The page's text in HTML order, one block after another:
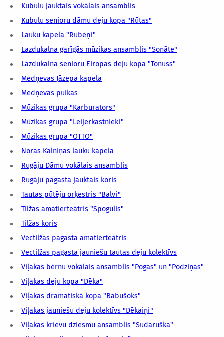
Kubulu jauktais vokālais ansamblis
Kubulu senioru dāmu deju kopa "Rūtas"
Lauku kapela "Rubeņi"
Lazdukalna garīgās mūzikas ansamblis "Sonāte"
Lazdukalna senioru Eiropas deju kopa "Tonuss"
Medņevas Jāzepa kapela
Medņevas puikas
Mūzikas grupa "Karburators"
Mūzikas grupa "Leijerkastnieki"
Mūzikas grupa "OTTO"
Noras Kalniņas lauku kapela
Rugāju Dāmu vokālais ansamblis
Rugāju pagasta jauktais koris
Tautas pūtēju orķestris "Balvi"
Tilžas amatierteātris "Spogulis"
Tilžas koris
Vectilžas pagasta amatierteātris
Vectilžas pagasta jauniešu tautas deju kolektīvs
Viļakas bērnu vokālais ansamblis "Pogas" un "Podziņas"
Viļakas deju kopa "Dēka"
Viļakas dramatiskā kopa "Babušoks"
Viļakas jauniešu deju kolektīvs "Dēkaiņi"
Viļakas krievu dziesmu ansamblis "Sudaruška"